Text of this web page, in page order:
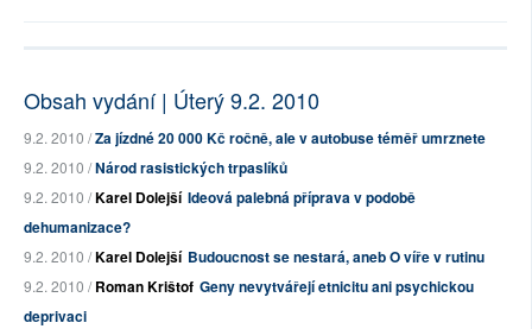
Obsah vydání | Úterý 9.2. 2010
9.2. 2010 /Za jízdné 20 000 Kč ročně, ale v autobuse téměř umrznete
9.2. 2010 /Národ rasistických trpaslíků
9.2. 2010 /Karel Dolejší Ideová palebná příprava v podobě
dehumanizace?
9.2. 2010 /Karel Dolejší Budoucnost se nestará, aneb O víře v rutinu
9.2. 2010 /Roman Krištof Geny nevytvářejí etnicitu ani psychickou
deprivaci